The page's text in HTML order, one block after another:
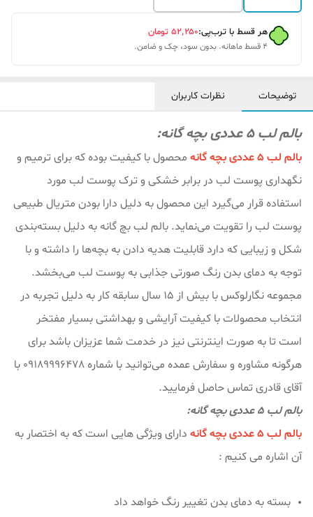
هر قسط با ترب‌پی:۵۲٬۲۵۰ تومان
۴ قسط ماهانه. بدون سود، چک و ضامن.
توضیحات نظرات کاربران
بالم لب 5 عددی بچه گانه:
بالم لب 5 عددی بچه گانه
محصول با کیفیت بوده که برای ترمیم و
نگهداری پوست لب در برابر خشکی و ترک پوست لب مورد
استفاده قرار می‌گیرد این محصول به دلیل دارا بودن متریال طبیعی
پوست لب را تقویت می‌نماید. بالم لب بچ گانه به دلیل بسته‌بندی
شکل و زیبایی که دارد قابلیت هدیه دادن به بچه‌ها را داشته و با
توجه به دمای بدن رنگ صورتی جذابی به پوست لب می‌بخشد.
مجموعه نگارلوکس با بیش از ۱۵ سال سابقه کار به دلیل تجربه در
انتخاب محصولات با کیفیت آرایشی و بهداشتی بسیار مفتخر
است تا به صورت اینترنتی نیز در خدمت شما عزیزان باشد برای
هرگونه مشاوره و سفارش عمده می‌توانید با شماره 09189996478 با
آقای قادری تماس حاصل فرمایید.
بالم لب 5 عددی بچه گانه:
بالم لب 5 عددی بچه گانه
دارای ویژگی هایی است که به اختصار به
آن اشاره می کنیم :
بسته به دمای بدن تغییر رنگ خواهد داد